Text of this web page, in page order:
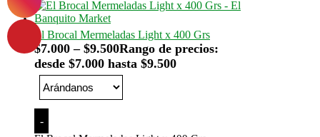
El Brocal Mermeladas Light x 400 Grs
$7.000 – $9.500Rango de precios:
desde $7.000 hasta $9.500
-